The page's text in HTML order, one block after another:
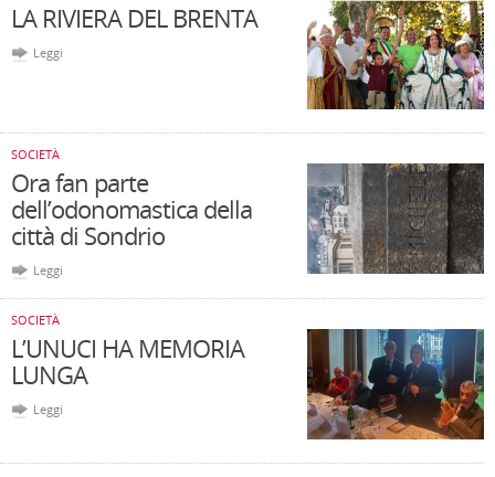
LA RIVIERA DEL BRENTA
Leggi
SOCIETÀ
Ora fan parte
dell’odonomastica della
città di Sondrio
Leggi
SOCIETÀ
L’UNUCI HA MEMORIA
LUNGA
Leggi